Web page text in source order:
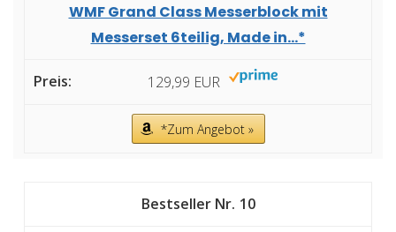
WMF Grand Class Messerblock mit
Messerset 6teilig, Made in...*
129,99 EUR
*Zum Angebot »
10